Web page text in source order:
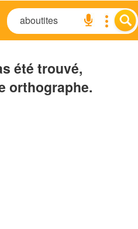
été trouvé,
orthographe.